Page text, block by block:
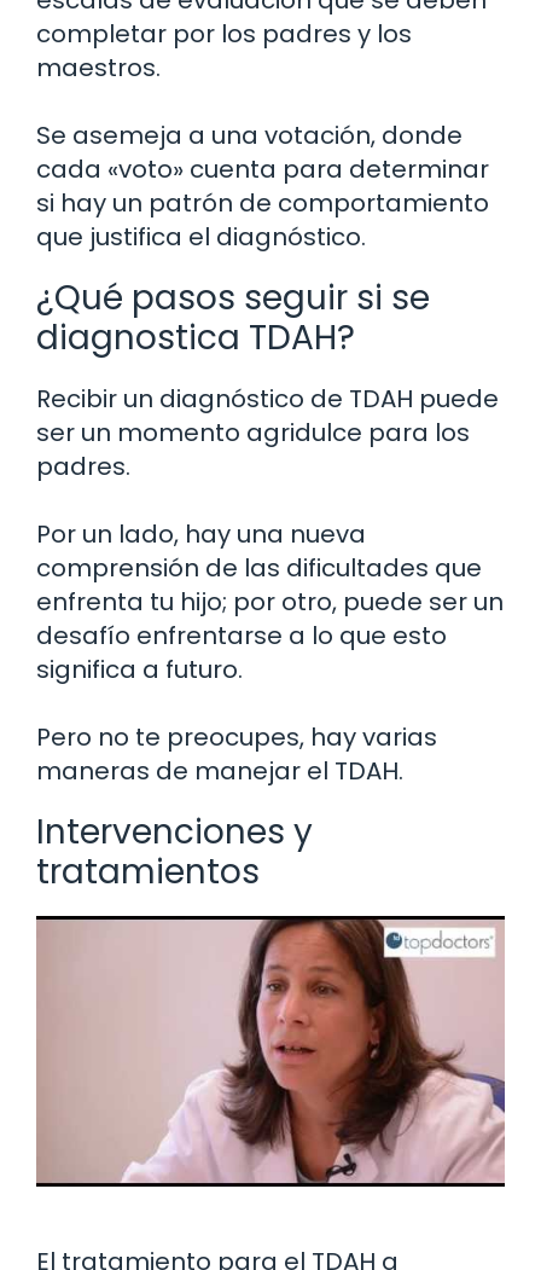
completar por los padres y los
maestros.
Se asemeja a una votación, donde
cada «voto» cuenta para determinar
si hay un patrón de comportamiento
que justifica el diagnóstico.
¿Qué pasos seguir si se
diagnostica TDAH?
Recibir un diagnóstico de TDAH puede
ser un momento agridulce para los
padres.
Por un lado, hay una nueva
comprensión de las dificultades que
enfrenta tu hijo; por otro, puede ser un
desafío enfrentarse a lo que esto
significa a futuro.
Pero no te preocupes, hay varias
maneras de manejar el TDAH.
Intervenciones y
tratamientos
El tratamiento para el TDAH a